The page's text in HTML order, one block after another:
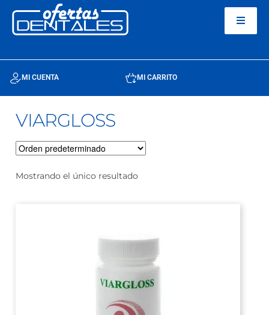
MI CUENTA MI CARRITO
VIARGLOSS
Mostrando el único resultado